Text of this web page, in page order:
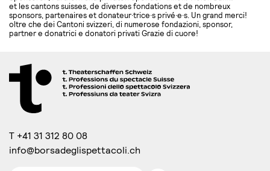
et les cantons suisses, de diverses fondations et de nombreux
sponsors, partenaires et donateur·trice·s privé·e·s. Un grand merci!
oltre che dei Cantoni svizzeri, di numerose fondazioni, sponsor,
partner e donatrici e donatori privati Grazie di cuore!
T +41 31 312 80 08
info@borsadeglispettacoli.ch